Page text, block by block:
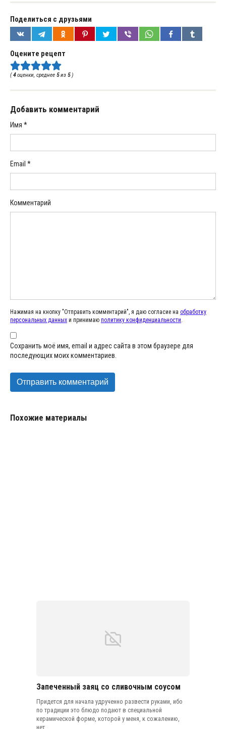
Поделиться с друзьями
Оцените рецепт
(4оценки, среднее 5из 5)
Добавить комментарий
Имя *
Email *
Комментарий
Нажимая на кнопку "Отправить комментарий", я даю согласие на обработку
персональных данных и принимаю политику конфиденциальности.
Сохранить моё имя, email и адрес сайта в этом браузере для
последующих моих комментариев.
Похожие материалы
Запеченный заяц со сливочным соусом
Придется для начала удрученно развести руками, ибо
по традиции это блюдо подают в специальной
керамической форме, которой у меня, к сожалению,
нет.